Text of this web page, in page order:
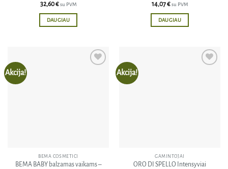
32,60€ su PVM
DAUGIAU
14,07€ su PVM
DAUGIAU
Akcija!
BEMA COSMETICI
BEMA BABY balzamas vaikams –
Akcija!
GAMINTOJAI
ORO DI SPELLO Intensyviai